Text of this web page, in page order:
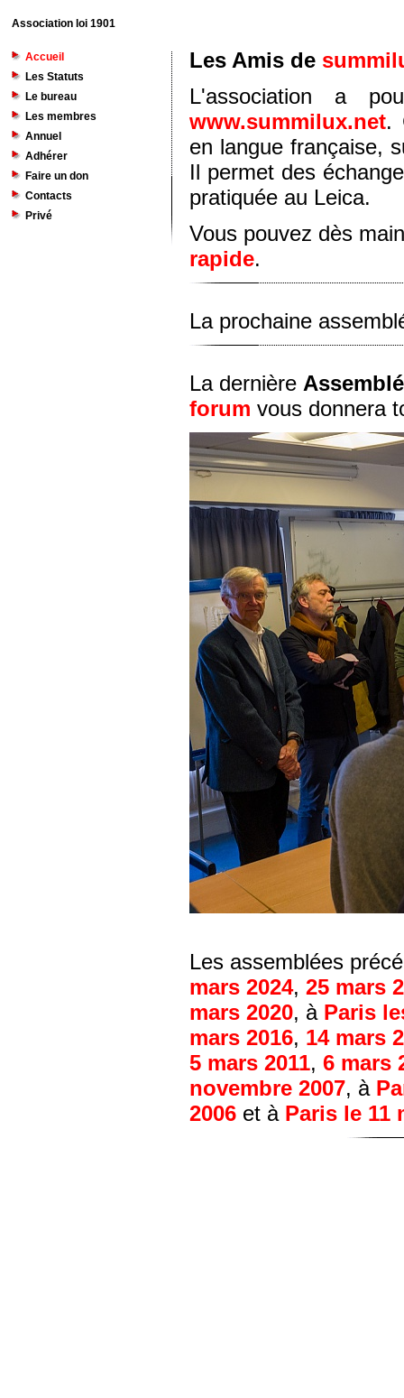
Association loi 1901
Accueil
Les Statuts
Le bureau
Les membres
Annuel
Adhérer
Faire un don
Contacts
Privé
Les Amis de
L'association a
www.summilux.net.
en langue française,
Il permet des
pratiquée au Leica.
Vous pouvez dès
rapide.
La prochaine
La dernière
forum vous donnera
Les assemblées
mars 2024, 25 mars
mars 2020, à Paris
mars 2016, 14 mars
5 mars 2011, 6 mars
novembre 2007, à
2006 et à Paris le 11